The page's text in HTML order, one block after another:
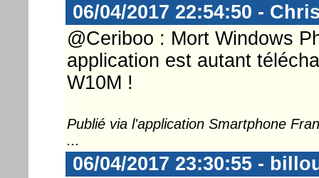
06/04/2017 22:54:50 -
@Ceriboo : Mort Windows
application est autant
W10M !
Publié via l'application Smartphone
...
06/04/2017 23:30:55 -